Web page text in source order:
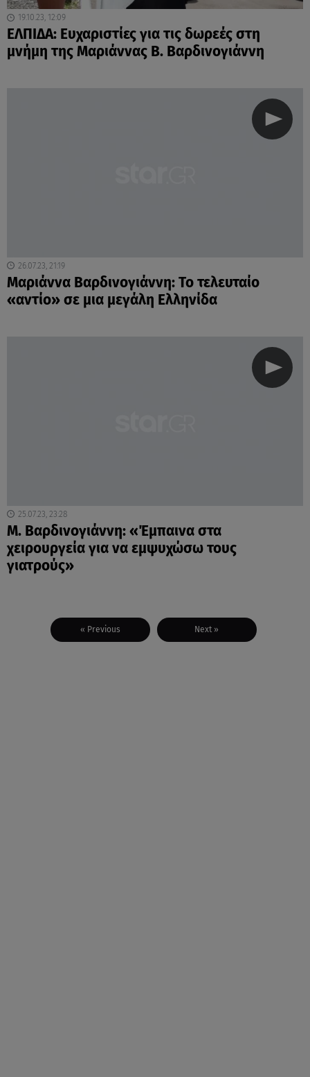
19.10.23, 12:09
ΕΛΠΙΔΑ: Ευχαριστίες για τις δωρεές στη
μνήμη της Μαριάννας Β. Βαρδινογιάννη
26.07.23, 21:19
Mαριάννα Βαρδινογιάννη: Το τελευταίο
«αντίο» σε μια μεγάλη Ελληνίδα
25.07.23, 23:28
Μ. Βαρδινογιάννη: «Έμπαινα στα
χειρουργεία για να εμψυχώσω τους
γιατρούς»
« Previous Next »